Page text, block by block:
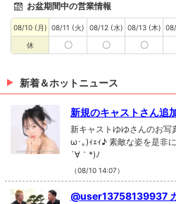
お盆期間中の営業情報
08/10 (月)
休
08/11 (火)
〇
08/12 (水)
〇
08/13 (木)
〇
新着＆ホットニュース
新規のキャストさん追
新キャストゆゆさんのお写
ω･｡)ｨｪｨ♪ 素敵な姿を是非
´∀｀*)ﾉ
（08/10 14:07）
@user13758139937